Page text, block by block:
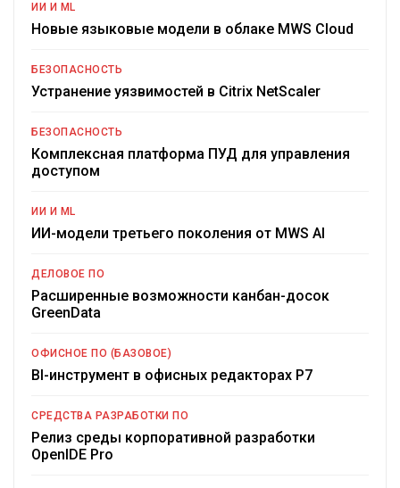
ИИ И ML
Новые языковые модели в облаке MWS Cloud
БЕЗОПАСНОСТЬ
Устранение уязвимостей в Citrix NetScaler
БЕЗОПАСНОСТЬ
Комплексная платформа ПУД для управления
доступом
ИИ И ML
ИИ-модели третьего поколения от MWS AI
ДЕЛОВОЕ ПО
Расширенные возможности канбан-досок
GreenData
ОФИСНОЕ ПО (БАЗОВОЕ)
BI-инструмент в офисных редакторах Р7
СРЕДСТВА РАЗРАБОТКИ ПО
Релиз среды корпоративной разработки
OpenIDE Pro